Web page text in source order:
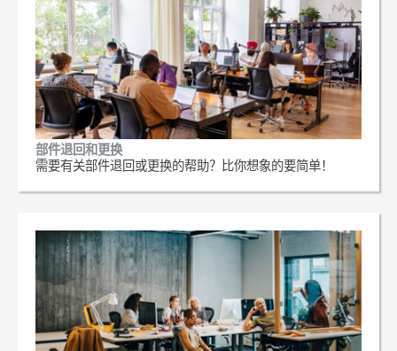
部件退回和更换
需要有关部件退回或更换的帮助？比你想象的要简单！